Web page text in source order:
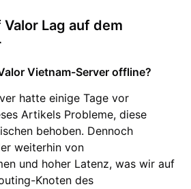
Valor Lag auf dem
Vietnam-Server offline?
hatte einige Tage vor
Artikels Probleme, diese
behoben. Dennoch
weiterhin von
und hoher Latenz, was wir auf
Knoten des